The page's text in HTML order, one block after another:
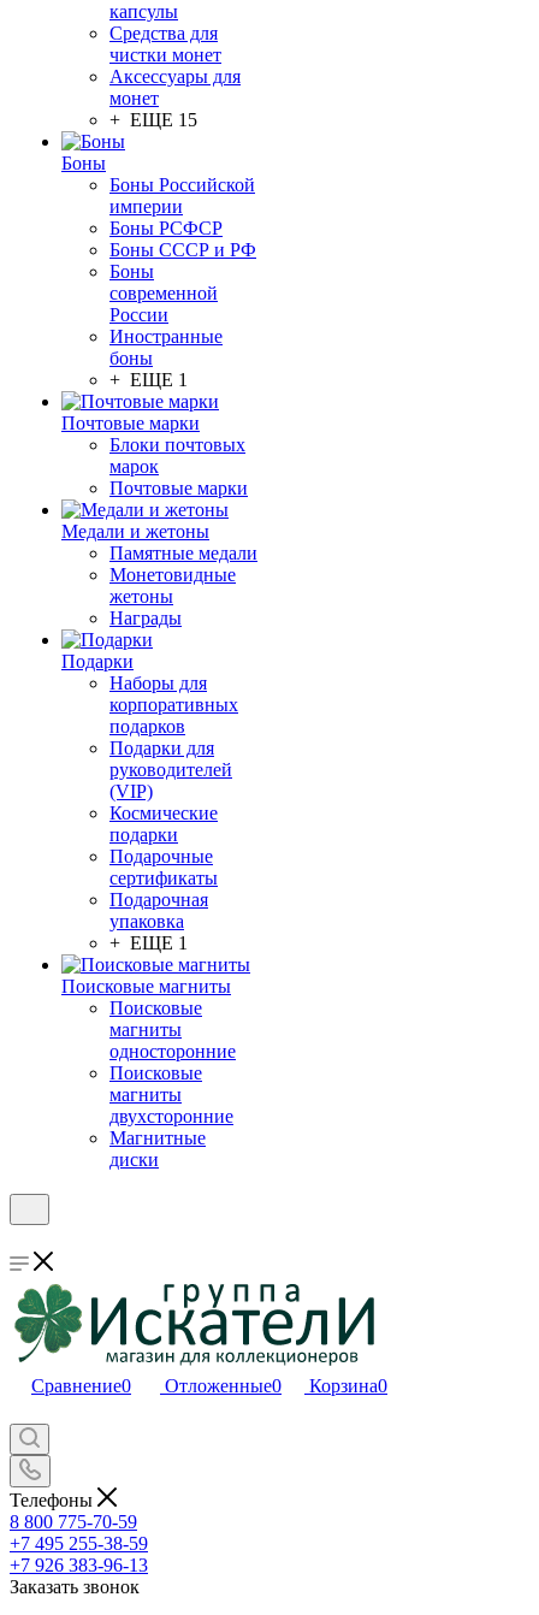
капсулы
Средства для
чистки монет
Аксессуары для
монет
+ ЕЩЕ 15
Боны
Боны Российской
империи
Боны РСФСР
Боны СССР и РФ
Боны
современной
России
Иностранные
боны
+ ЕЩЕ 1
Почтовые марки
Блоки почтовых
марок
Почтовые марки
Медали и жетоны
Памятные медали
Монетовидные
жетоны
Награды
Подарки
Наборы для
корпоративных
подарков
Подарки для
руководителей
(VIP)
Космические
подарки
Подарочные
сертификаты
Подарочная
упаковка
+ ЕЩЕ 1
Поисковые магниты
Поисковые
магниты
односторонние
Поисковые
магниты
двухсторонние
Магнитные
диски
Сравнение0 Отложенные0 Корзина0
Телефоны
8 800 775-70-59
+7 495 255-38-59
+7 926 383-96-13
Заказать звонок